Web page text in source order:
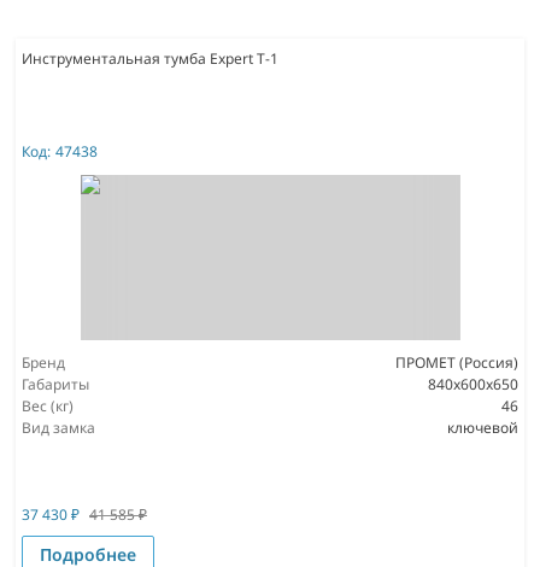
Инструментальная тумба Expert T-1
Код: 47438
Бренд
ПРОМЕТ (Россия)
Габариты
840x600x650
Вес (кг)
46
Вид замка
ключевой
37 430₽ 41 585₽
Подробнее